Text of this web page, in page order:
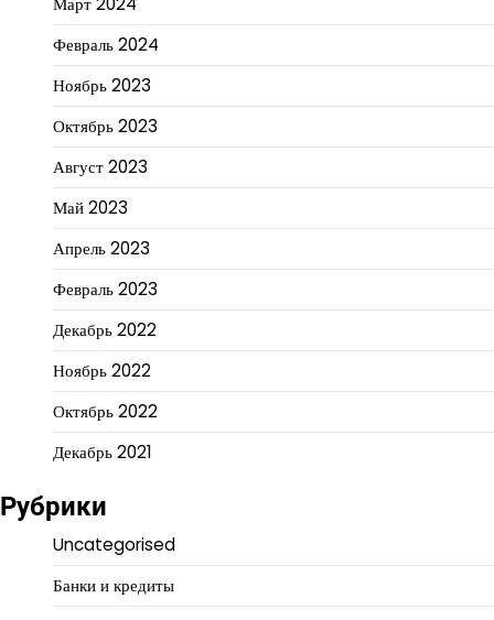
Февраль 2024
Ноябрь 2023
Октябрь 2023
Август 2023
Май 2023
Апрель 2023
Февраль 2023
Декабрь 2022
Ноябрь 2022
Октябрь 2022
Декабрь 2021
Рубрики
Uncategorised
Банки и кредиты